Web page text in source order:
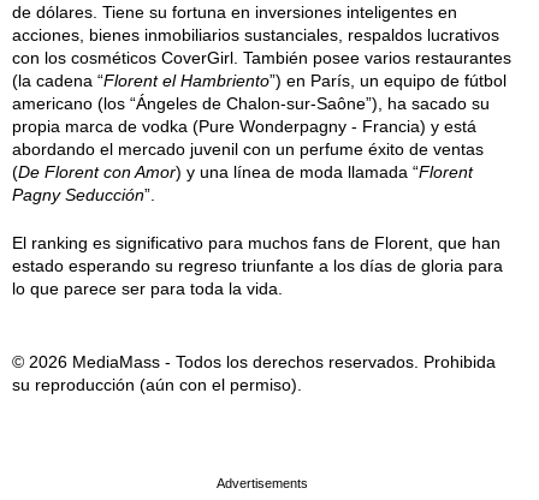
de dólares. Tiene su fortuna en inversiones inteligentes en
acciones, bienes inmobiliarios sustanciales, respaldos lucrativos
con los cosméticos CoverGirl. También posee varios restaurantes
(la cadena “Florent el Hambriento”) en París, un equipo de fútbol
americano (los “Ángeles de Chalon-sur-Saône”), ha sacado su
propia marca de vodka (Pure Wonderpagny - Francia) y está
abordando el mercado juvenil con un perfume éxito de ventas
(De Florent con Amor) y una línea de moda llamada “Florent
Pagny Seducción”.
El ranking es significativo para muchos fans de Florent, que han
estado esperando su regreso triunfante a los días de gloria para
lo que parece ser para toda la vida.
© 2026 MediaMass - Todos los derechos reservados. Prohibida
su reproducción (aún con el permiso).